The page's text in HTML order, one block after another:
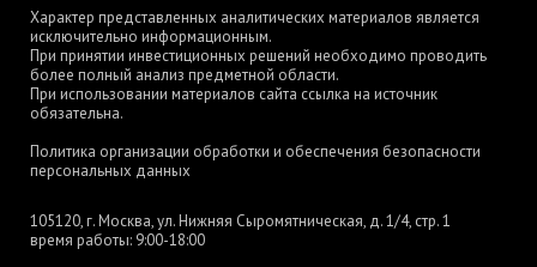
Характер представленных аналитических материалов является
исключительно информационным.
При принятии инвестиционных решений необходимо проводить
более полный анализ предметной области.
При использовании материалов сайта ссылка на источник
обязательна.
Политика организации обработки и обеспечения безопасности
персональных данных
105120, г. Москва, ул. Нижняя Сыромятническая, д. 1/4, стр. 1
время работы: 9:00-18:00